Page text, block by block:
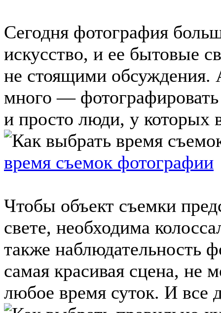
Сегодня фотография
искусство, и ее бытовые
не стоящими обсуждения.
много —
и просто люди, у которых
время съемок фотографии
Чтобы объект съемки
свете, необходима
также наблюдательность
самая красивая сцена, не
любое время суток. И все